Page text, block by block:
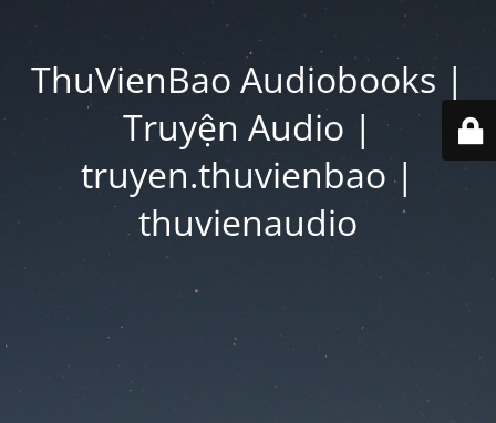
ThuVienBao Audiobooks |
Truyện Audio |
truyen.thuvienbao |
thuvienaudio